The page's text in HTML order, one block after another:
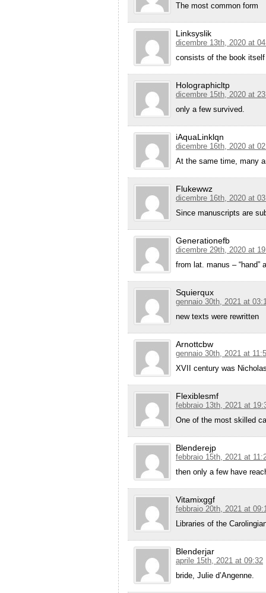
The most common form
Linksyslik
dicembre 13th, 2020 at
consists of the book itself
Holographicltp
dicembre 15th, 2020 at
only a few survived.
iAquaLinklqn
dicembre 16th, 2020 at
At the same time, many
Flukewwz
dicembre 16th, 2020 at
Since manuscripts are
Generationefb
dicembre 29th, 2020 at
from lat. manus – “hand”
Squierqux
gennaio 30th, 2021 at
new texts were rewritten
Arnottcbw
gennaio 30th, 2021 at
XVII century was
Flexiblesmf
febbraio 13th, 2021 at
One of the most skilled
Blenderejp
febbraio 15th, 2021 at
then only a few have
Vitamixggf
febbraio 20th, 2021 at
Libraries of the
Blenderjar
aprile 15th, 2021 at 09:32
bride, Julie d’Angenne.